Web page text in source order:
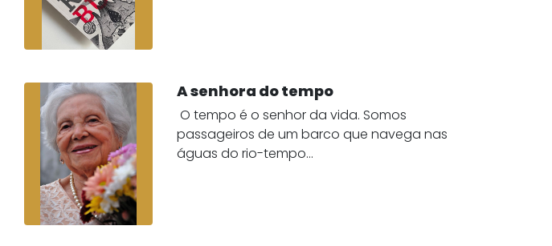
A senhora do tempo
​ ​O tempo é o senhor da vida. Somos
passageiros de um barco que navega nas
águas do rio-tempo...